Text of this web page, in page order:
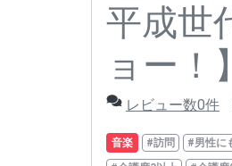
平成世
ョー！】
レビュー数0件
音楽 #訪問 #男性に